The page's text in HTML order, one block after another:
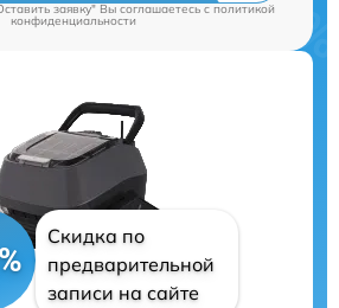
заявку" Вы соглашаетесь c политикой
конфиденциальности
Скидка по
предварительной
записи на сайте